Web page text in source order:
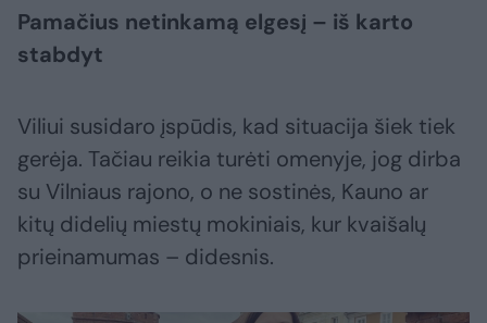
Pamačius netinkamą elgesį – iš karto
stabdyt
Viliui susidaro įspūdis, kad situacija šiek tiek
gerėja. Tačiau reikia turėti omenyje, jog dirba
su Vilniaus rajono, o ne sostinės, Kauno ar
kitų didelių miestų mokiniais, kur kvaišalų
prieinamumas – didesnis.